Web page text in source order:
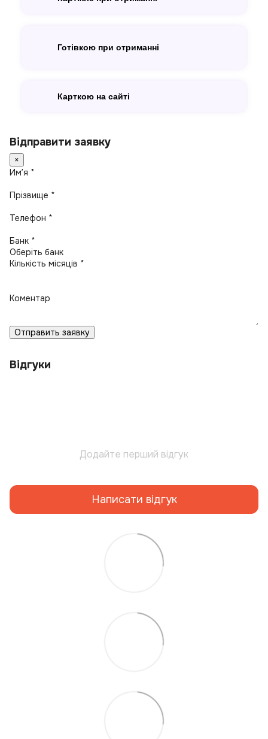
Готівкою при отриманні
Карткою на сайті
Відправити заявку
×
Имʼя *
Прізвище *
Телефон *
Банк *
Кількість місяців *
Коментар
Отправить заявку
Відгуки
Додайте перший відгук
Написати відгук